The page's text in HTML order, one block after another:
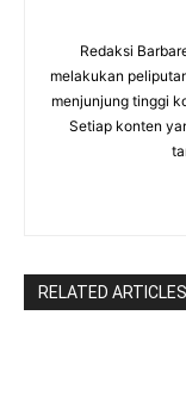
Redaksi
melakukan
menjunjung tinggi
Setiap konten
RELATED ARTICLES